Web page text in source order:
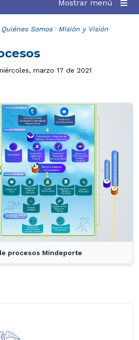
Mostrar menú
Quiénes Somos Misión y Visión
marzo 17 de 2021
procesos Mindeporte